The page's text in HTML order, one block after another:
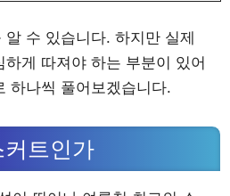
수 있습니다. 하지만 실제
하게 따져야 하는 부분이 있어
하나씩 풀어보겠습니다.
트인가